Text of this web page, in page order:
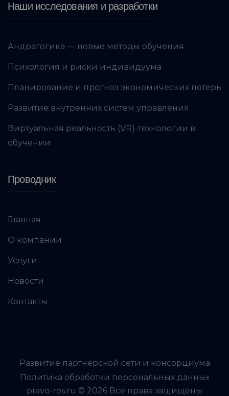
Наши исследования и разработки
Андрагогика — новые методы обучения
Психология и риски индивидуума
Планирование и прогноз экономических потерь
Развитие внутренних систем управления
Виртуальная реальность (VR)-технологии в
обучении
Проводник
Главная
О компании
Услуги
Новости
Контакты
Развитие партнёрской сети и консорциума
Политика обработки персональных данных
pravo-ros.ru © 2026 Все права защищены